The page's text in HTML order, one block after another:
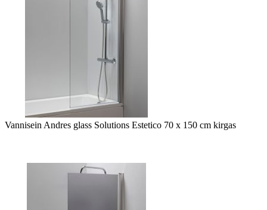
Vannisein Andres glass Solutions Estetico 70 x 150 cm kirgas